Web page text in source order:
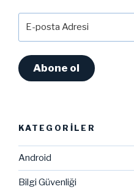
posta
Abone ol
KATEGORILER
Android
Bilgi Güvenliği